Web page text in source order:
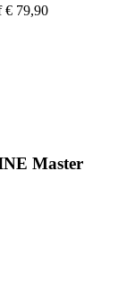
€ 79,90
Master